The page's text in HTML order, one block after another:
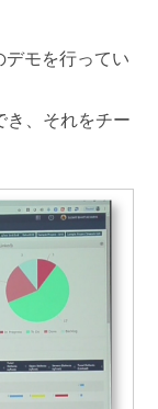
デモを行ってい
き、それをチー